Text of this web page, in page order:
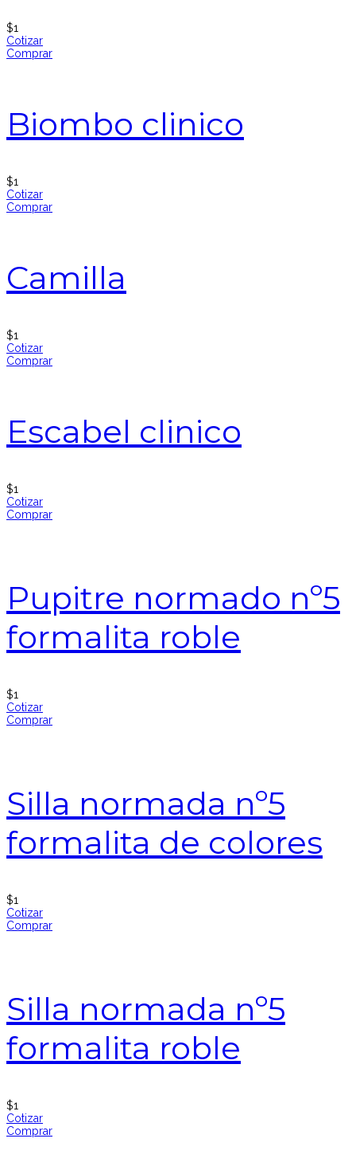
$1
Cotizar
Comprar
Biombo clinico
$1
Cotizar
Comprar
Camilla
$1
Cotizar
Comprar
Escabel clinico
$1
Cotizar
Comprar
Pupitre normado nº5
formalita roble
$1
Cotizar
Comprar
Silla normada nº5
formalita de colores
$1
Cotizar
Comprar
Silla normada nº5
formalita roble
$1
Cotizar
Comprar